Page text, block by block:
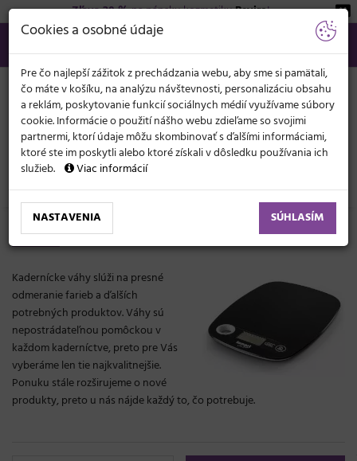
Zľava 20 %na pánsku kozmetikuBeviro!
02/21 201 099
info@svetkadernictva.sk
Po−pia: 8−17
Všetko o nákupe €
KATEGÓRIE
MENU
Elektronika Váhy
Váhy do kaderníctva a salónov
Kadernícke váhy slúži na presné
odmeranie farieb a ďalších
potrebných produktov. Váhy sú
nepostrádateľnou pomôckou v
každom kaderníctve, preto pre Vás
vyberáme len tie najkvalitnejšie.
Ponuku stále rozširujeme o nové
produkty, preto u nás nájde každý to, čo potrebuje.
Cookies a osobné údaje
Pre čo najlepší zážitok z prechádzania webu, aby sme si pamätali,
čo máte v košíku, na analýzu návštevnosti, personalizáciu obsahu
a reklám, poskytovanie funkcií sociálnych médií využívame súbory
cookie. Informácie o použití nášho webu zdieľame so svojimi
partnermi, ktorí údaje môžu skombinovať s ďalšími informáciami,
ktoré ste im poskytli alebo ktoré získali v dôsledku používania ich
služieb.
Viac informácií
NASTAVENIA SÚHLASÍM